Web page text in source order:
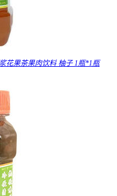
花果茶果肉饮料 柚子 1瓶*1瓶